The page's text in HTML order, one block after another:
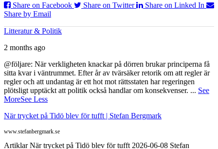
Share on Facebook
Share on Twitter
Share on Linked In
Share by Email
Litteratur & Politik
2 months ago
@följare: När verkligheten knackar på dörren brukar principerna få
sitta kvar i väntrummet. Efter år av tvärsäker retorik om att regler är
regler och att undantag är ett hot mot rättsstaten har regeringen
plötsligt upptäckt att politik också handlar om konsekvenser. ... See
MoreSee Less
När trycket på Tidö blev för tufft | Stefan Bergmark
www.stefanbergmark.se
Artiklar När trycket på Tidö blev för tufft 2026-06-08 Stefan